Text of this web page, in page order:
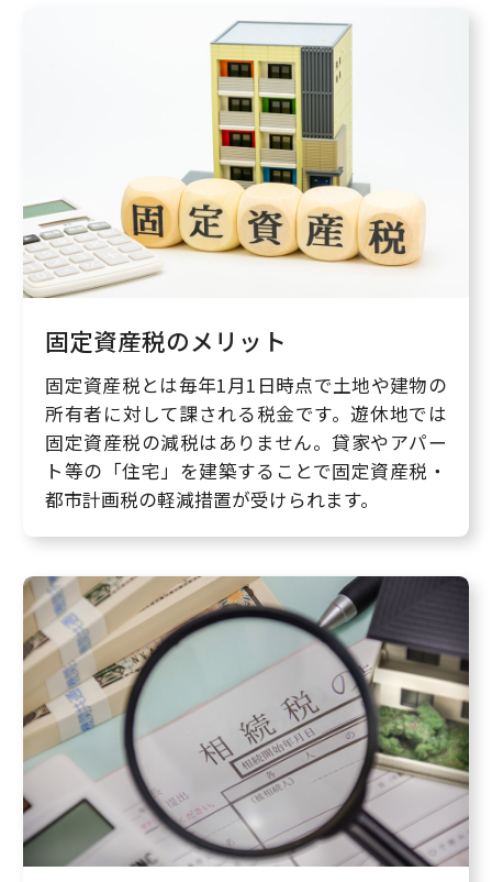
固定資産税のメリット
固定資産税とは毎年1月1日時点で土地や建物の
所有者に対して課される税金です。遊休地では
固定資産税の減税はありません。貸家やアパー
ト等の「住宅」を建築することで固定資産税・
都市計画税の軽減措置が受けられます。